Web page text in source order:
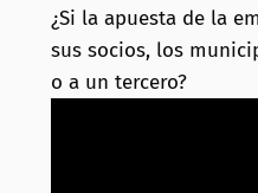
¿Si la apuesta de la
sus socios, los
o a un tercero?